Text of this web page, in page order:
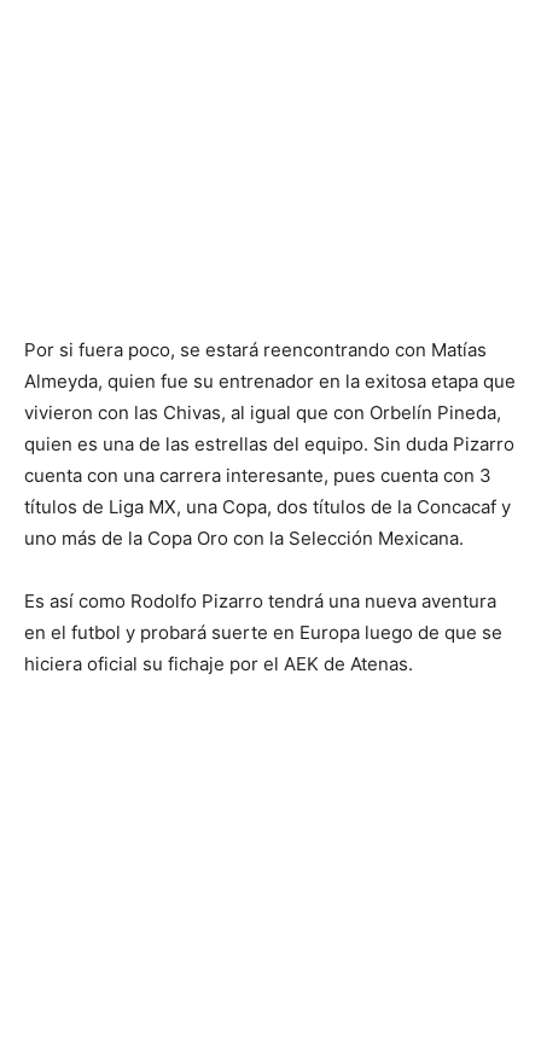
Por si fuera poco, se estará reencontrando con Matías
Almeyda, quien fue su entrenador en la exitosa etapa que
vivieron con las Chivas, al igual que con Orbelín Pineda,
quien es una de las estrellas del equipo. Sin duda Pizarro
cuenta con una carrera interesante, pues cuenta con 3
títulos de Liga MX, una Copa, dos títulos de la Concacaf y
uno más de la Copa Oro con la Selección Mexicana.
Es así como Rodolfo Pizarro tendrá una nueva aventura
en el futbol y probará suerte en Europa luego de que se
hiciera oficial su fichaje por el AEK de Atenas.